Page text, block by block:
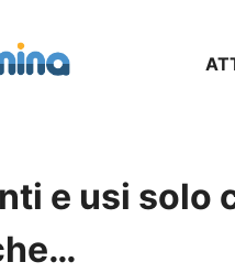
e usi solo